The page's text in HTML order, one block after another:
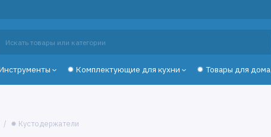
✹ Комплектующие для кухни ✹ Товары для дома
✹ Кустодержатели